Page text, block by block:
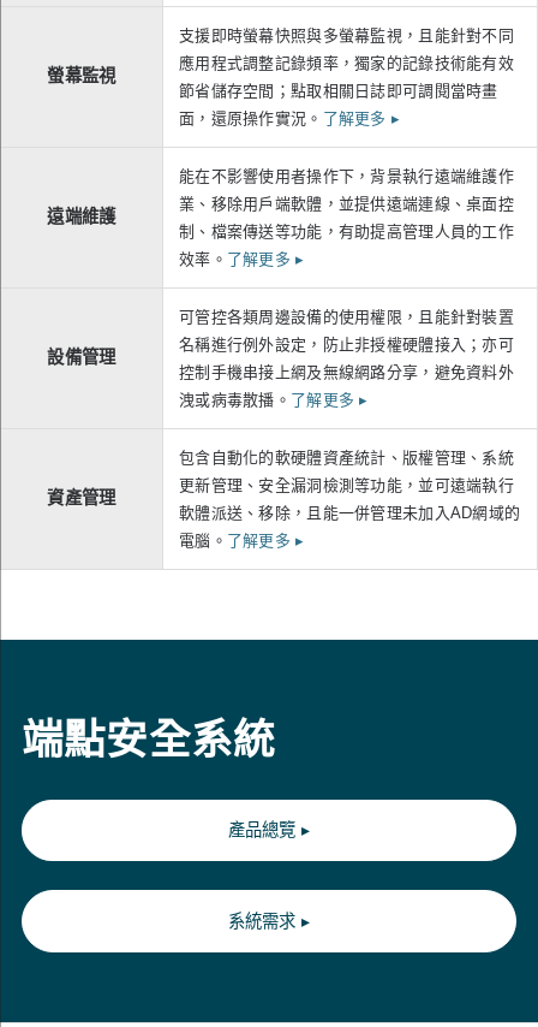
螢幕監視
支援即時螢幕快照與多螢幕監視，且能針對不同
應用程式調整記錄頻率，獨家的記錄技術能有效
節省儲存空間；點取相關日誌即可調閱當時畫
面，還原操作實況。 了解更多 ▸
遠端維護
能在不影響使用者操作下，背景執行遠端維護作
業、移除用戶端軟體，並提供遠端連線、桌面控
制、檔案傳送等功能，有助提高管理人員的工作
效率。 了解更多▸
設備管理
可管控各類周邊設備的使用權限，且能針對裝置
名稱進行例外設定，防止非授權硬體接入；亦可
控制手機串接上網及無線網路分享，避免資料外
洩或病毒散播。 了解更多▸
資產管理
包含自動化的軟硬體資產統計、版權管理、系統
更新管理、安全漏洞檢測等功能，並可遠端執行
軟體派送、移除，且能一併管理未加入AD網域的
電腦。 了解更多▸
端點安全系統
產品總覽▸
系統需求▸